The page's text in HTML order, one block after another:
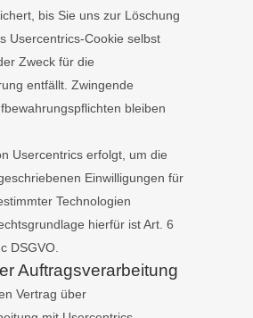
bis Sie uns zur Löschung
Usercentrics-Cookie selbst
Zweck für die
entfällt. Zwingende
bleiben
Usercentrics erfolgt, um die
Einwilligungen für
Technologien
hierfür ist Art. 6
DSGVO.
Auftragsverarbeitung
Vertrag über